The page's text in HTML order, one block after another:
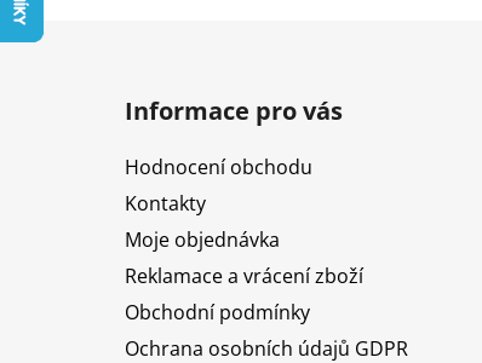
Informace pro vás
Hodnocení obchodu
Kontakty
Moje objednávka
Reklamace a vrácení zboží
Obchodní podmínky
Ochrana osobních údajů GDPR